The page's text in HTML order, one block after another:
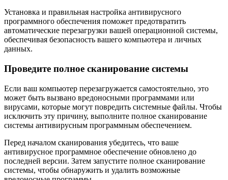
Установка и правильная настройка антивирусного
программного обеспечения поможет предотвратить
автоматические перезагрузки вашей операционной системы,
обеспечивая безопасность вашего компьютера и личных
данных.
Проведите полное сканирование системы
Если ваш компьютер перезагружается самостоятельно, это
может быть вызвано вредоносными программами или
вирусами, которые могут повредить системные файлы. Чтобы
исключить эту причину, выполните полное сканирование
системы антивирусным программным обеспечением.
Перед началом сканирования убедитесь, что ваше
антивирусное программное обеспечение обновлено до
последней версии. Затем запустите полное сканирование
системы, чтобы обнаружить и удалить возможные